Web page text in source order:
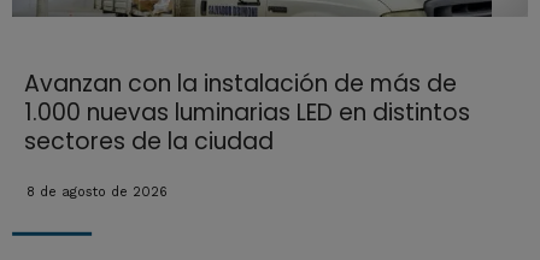
Avanzan con la instalación de más de
1.000 nuevas luminarias LED en distintos
sectores de la ciudad
8 de agosto de 2026